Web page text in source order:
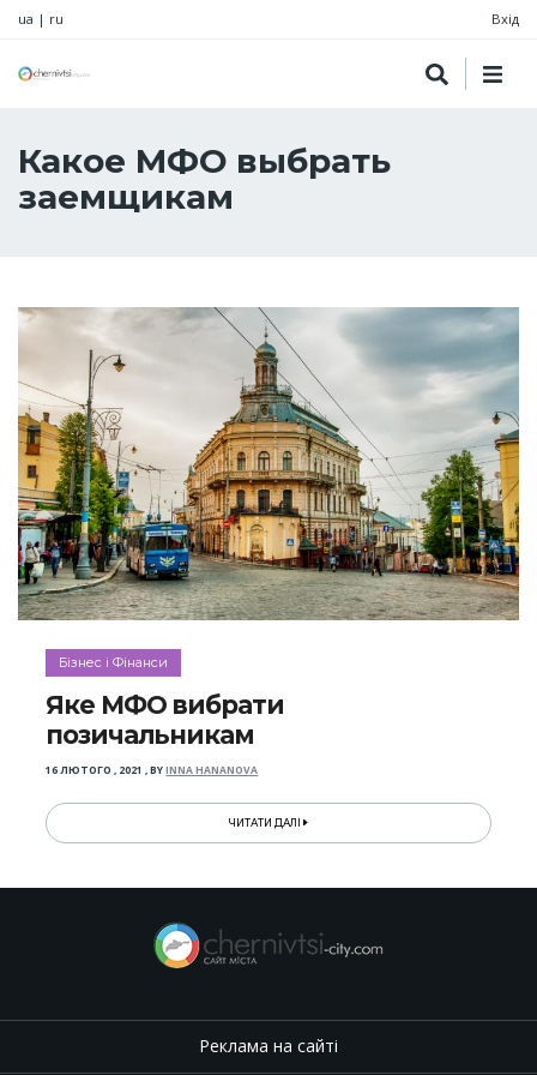
ua | ru Вхід
Какое МФО выбрать
заемщикам
Бізнес і Фінанси
Яке МФО вибрати
позичальникам
16 ЛЮТОГО , 2021 ,BYINNA HANANOVA
ЧИТАТИ ДАЛІ
Реклама на сайті